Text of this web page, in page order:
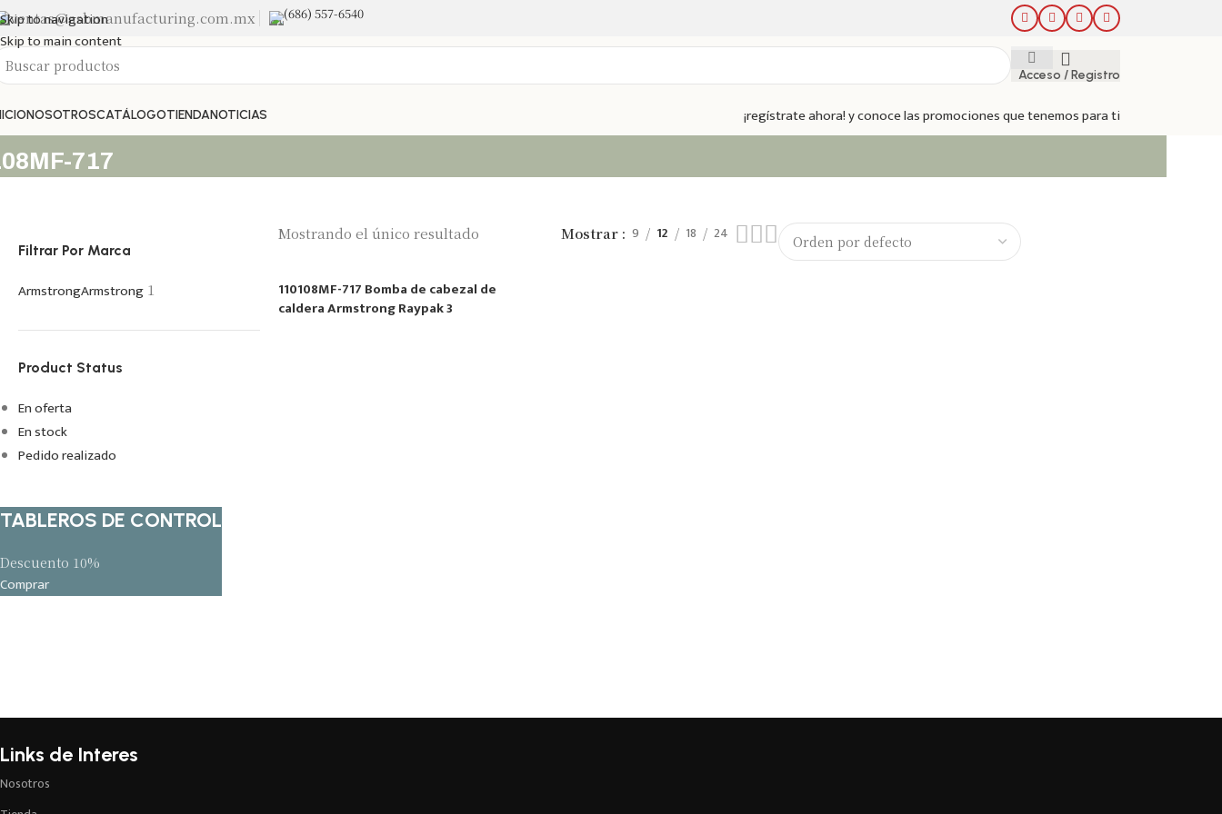
Skip to navigation
Skip to main content
ventas@asbmanufacturing.com.mx (686) 557-6540
Acceso / Registro
NOSOTROSCATÁLOGOTIENDANOTICIAS ¡regístrate ahora! y conoce las promociones que tenemos para ti
717
Filtrar Por Marca
ArmstrongArmstrong 1
Product Status
En oferta
En stock
Pedido realizado
TABLEROS DE CONTROL
Descuento 10%
Comprar
Mostrando el único resultado Mostrar 9 12 18 24
110108MF-717 Bomba de cabezal de
caldera Armstrong Raypak 3
Links de Interes
Nosotros